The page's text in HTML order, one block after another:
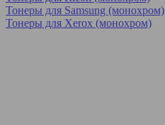
Тонеры для Samsung (монохром)
Тонеры для Xerox (монохром)